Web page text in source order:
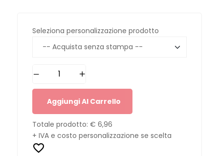
Seleziona personalizzazione prodotto
Aggiungi Al Carrello
Totale prodotto: € 6,96
+ IVA e costo personalizzazione se scelta